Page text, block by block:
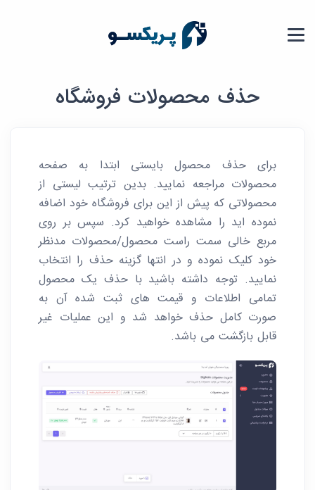
حذف محصولات فروشگاه
برای حذف محصول بایستی ابتدا به صفحه
محصولات مراجعه نمایید. بدین ترتیب لیستی از
محصولاتی که پیش از این برای فروشگاه خود اضافه
نموده اید را مشاهده خواهید کرد. سپس بر روی
مربع خالی سمت راست محصول/محصولات مدنظر
خود کلیک نموده و در انتها گزینه حذف را انتخاب
نمایید. توجه داشته باشید با حذف یک محصول
تمامی اطلاعات و قیمت های ثبت شده آن به
صورت کامل حذف خواهد شد و این عملیات غیر
قابل بازگشت می باشد.